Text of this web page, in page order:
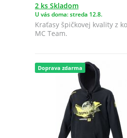
2 ks Skladom
U vás doma: streda 12.8.
Kraťasy špičkovej kvality z
MC Team.
Doprava zdarma